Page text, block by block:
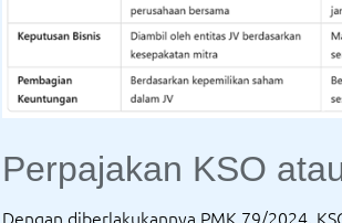
Perpajakan KSO
Dengan diberlakukannya PMK 79/2024,